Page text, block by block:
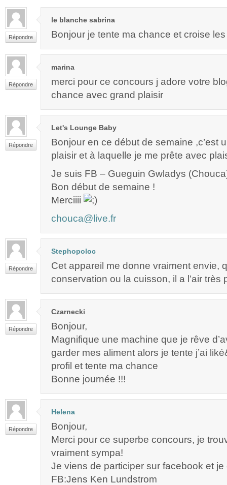
Répondre
le blanche sabrina
Bonjour je tente ma chance et croise
Répondre
marina
merci pour ce concours j adore votre
chance avec grand plaisir
Répondre
Let's Lounge Baby
Bonjour en ce début de semaine ,c’est
plaisir et à laquelle je me prête avec
Je suis FB – Gueguin Gwladys
Bon début de semaine !
Merciiii
chouca@live.fr
Répondre
Stephopoloc
Cet appareil me donne vraiment envie,
conservation ou la cuisson, il a l’air très
Répondre
Czarnecki
Bonjour,
Magnifique une machine que je rêve
garder mes aliment alors je tente j’ai
profil et tente ma chance
Bonne journée !!!
Répondre
Helena
Bonjour,
Merci pour ce superbe concours, je
vraiment sympa!
Je viens de participer sur facebook et
FB:Jens Ken Lundstrom